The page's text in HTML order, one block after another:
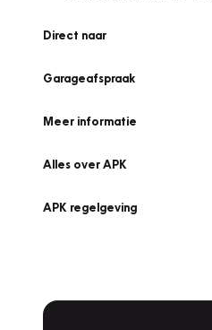
Direct naar
Garageafspraak
Meer informatie
Alles over APK
APK regelgeving